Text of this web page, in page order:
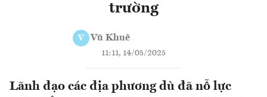
trường
V Vũ Khuê
11:11, 14/05/2025
Lãnh đạo các địa phương dù đã nỗ lực